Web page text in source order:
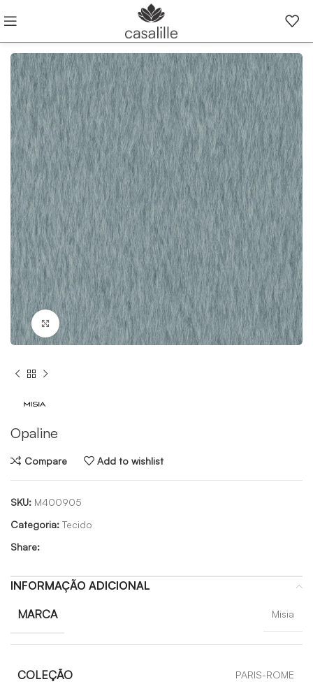
Click to enlarge
Opaline
Compare Add to wishlist
SKU: M400905
Categoria: Tecido
Share:
INFORMAÇÃO ADICIONAL
MARCA Misia
COLEÇÃO PARIS-ROME